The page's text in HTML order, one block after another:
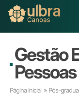
Buscar
Gestão
Pessoas
Página Inicial » Pós-